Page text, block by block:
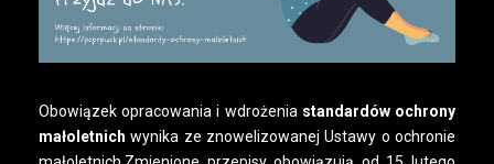
Obowiązek opracowania i wdrożenia standardów ochrony
małoletnich wynika ze znowelizowanej Ustawy o ochronie